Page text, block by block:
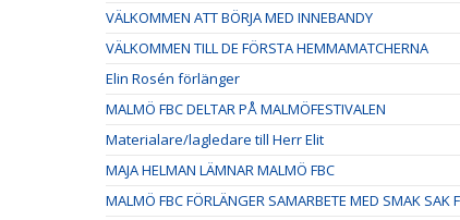
VÄLKOMMEN ATT BÖRJA MED INNEBANDY
VÄLKOMMEN TILL DE FÖRSTA HEMMAMATCHERNA
Elin Rosén förlänger
MALMÖ FBC DELTAR PÅ MALMÖFESTIVALEN
Materialare/lagledare till Herr Elit
MAJA HELMAN LÄMNAR MALMÖ FBC
MALMÖ FBC FÖRLÄNGER SAMARBETE MED SMAK SAK